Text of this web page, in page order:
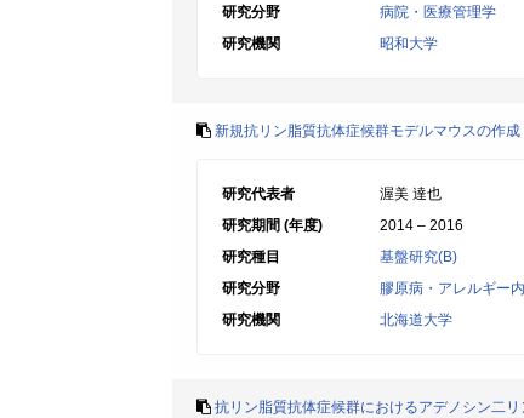
研究分野
病院・医療管理学
研究機関
昭和大学
新規抗リン脂質抗体症候群モデルマウスの作成
研究代表者
渥美 達也
研究期間 (年度)
2014 – 2016
研究種目
基盤研究(B)
研究分野
膠原病・アレルギー
研究機関
北海道大学
抗リン脂質抗体症候群におけるアデノシン二